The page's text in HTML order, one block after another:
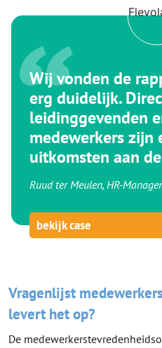
Wij vonden de
erg duidelijk.
leidinggevenden
medewerkers zijn
uitkomsten aan
Ruud ter Meulen, HR-
bekijk case
Vragenlijst
levert het op?
De